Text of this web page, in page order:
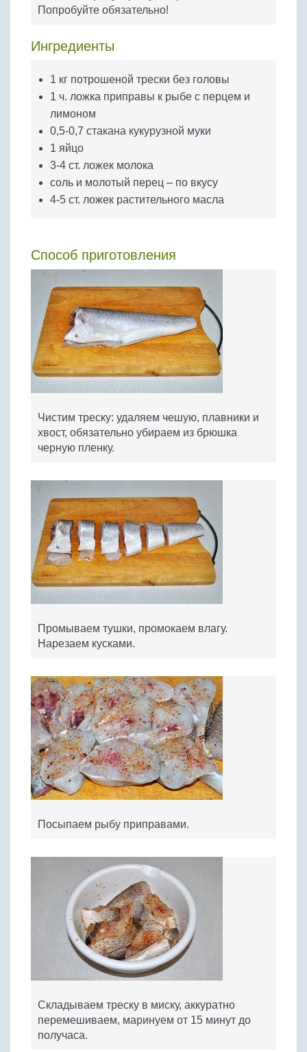
Бобовые
Крупы
Попробуйте обязательно!
Ингредиенты
1 кг потрошеной трески без головы
1 ч. ложка приправы к рыбе с перцем и
лимоном
0,5-0,7 стакана кукурузной муки
1 яйцо
3-4 ст. ложек молока
соль и молотый перец – по вкусу
4-5 ст. ложек растительного масла
Способ приготовления
Чистим треску: удаляем чешую, плавники и
хвост, обязательно убираем из брюшка
черную пленку.
Промываем тушки, промокаем влагу.
Нарезаем кусками.
Посыпаем рыбу приправами.
Складываем треску в миску, аккуратно
перемешиваем, маринуем от 15 минут до
получаса.